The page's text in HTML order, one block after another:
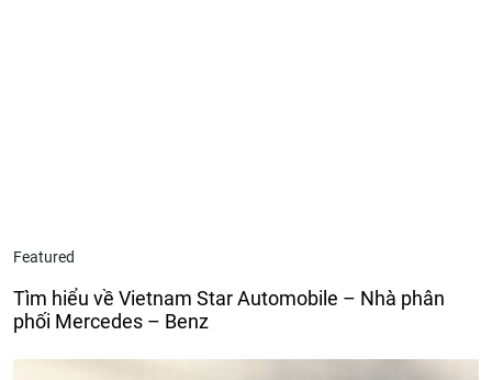
Featured
Tìm hiểu về Vietnam Star Automobile – Nhà phân
phối Mercedes – Benz